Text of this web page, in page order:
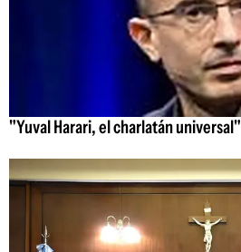
"Yuval Harari, el charlatán universal"